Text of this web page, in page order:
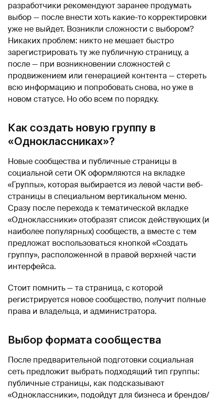
разработчики рекомендуют заранее продумать
выбор — после внести хоть какие-то корректировки
уже не выйдет. Возникли сложности с выбором?
Никаких проблем: никто не мешает быстро
зарегистрировать ту же публичную страницу, а
после — при возникновении сложностей с
продвижением или генерацией контента — стереть
всю информацию и попробовать снова, но уже в
новом статусе. Но обо всем по порядку.
Как создать новую группу в
«Одноклассниках»?
Новые сообщества и публичные страницы в
социальной сети OK оформляются на вкладке
«Группы», которая выбирается из левой части веб-
страницы в специальном вертикальном меню.
Сразу после перехода к тематической вкладке
«Одноклассники» отобразят список действующих (и
наиболее популярных) сообществ, а вместе с тем
предложат воспользоваться кнопкой «Создать
группу», расположенной в правой верхней части
интерфейса.
Стоит помнить — та страница, с которой
регистрируется новое сообщество, получит полные
права и владельца, и администратора.
Выбор формата сообщества
После предварительной подготовки социальная
сеть предложит выбрать подходящий тип группы:
публичные страницы, как подсказывают
«Одноклассники», подойдут для бизнеса и брендов/